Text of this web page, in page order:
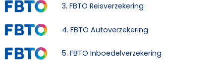
3. FBTO Reisverzekering
4. FBTO Autoverzekering
5. FBTO Inboedelverzekering